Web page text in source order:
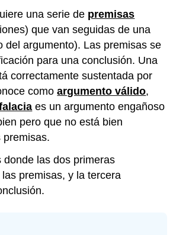
una serie de premisas
que van seguidas de una
del argumento). Las premisas se
para una conclusión. Una
correctamente sustentada por
comoargumento válido,
es un argumento engañoso
pero que no está bien
premisas.
donde las dos primeras
premisas, y la tercera